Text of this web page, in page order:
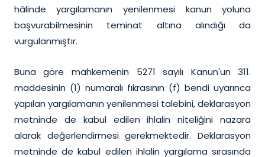
hâlinde yargılamanın yenilenmesi kanun yoluna
başvurabilmesinin teminat altına alındığı da
vurgulanmıştır.
Buna göre mahkemenin 5271 sayılı Kanun'un 311.
maddesinin (1) numaralı fıkrasının (f) bendi uyarınca
yapılan yargılamanın yenilenmesi talebini, deklarasyon
metninde de kabul edilen ihlalin niteliğini nazara
alarak değerlendirmesi gerekmektedir. Deklarasyon
metninde de kabul edilen ihlalin yargılama sırasında